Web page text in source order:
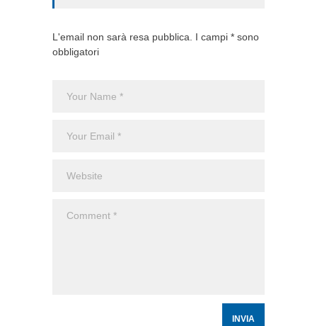
L'email non sarà resa pubblica. I campi * sono
obbligatori